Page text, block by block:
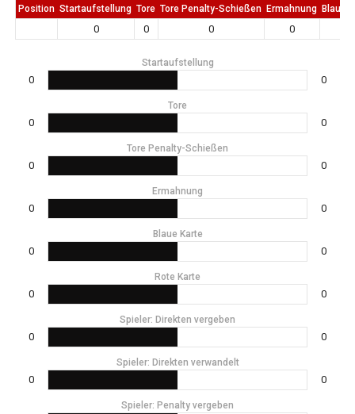
Position Startaufstellung Tore Tore Penalty-Schießen Ermahnung Blaue
0 0 0 0
Startaufstellung
0 0
Tore
0 0
Tore Penalty-Schießen
0 0
Ermahnung
0 0
Blaue Karte
0 0
Rote Karte
0 0
Spieler: Direkten vergeben
0 0
Spieler: Direkten verwandelt
0 0
Spieler: Penalty vergeben